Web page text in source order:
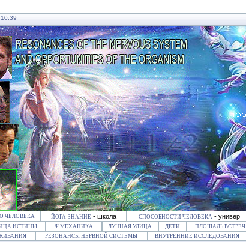
ЧЕЛОВЕКА ЙОГА-ЗНАНИЕ - школа СПОСОБНОСТИ ЧЕЛОВЕКА - универ
ИСТИНЫ Ψ МЕХАНИКА ЛУННАЯ УЛИЦА ДЕТИ ПЛОЩАДЬ ВСТРЕЧ
РЕЗОНАНСЫ НЕРВНОЙ СИСТЕМЫ ВНУТРЕННИЕ ИССЛЕДОВАНИЯ